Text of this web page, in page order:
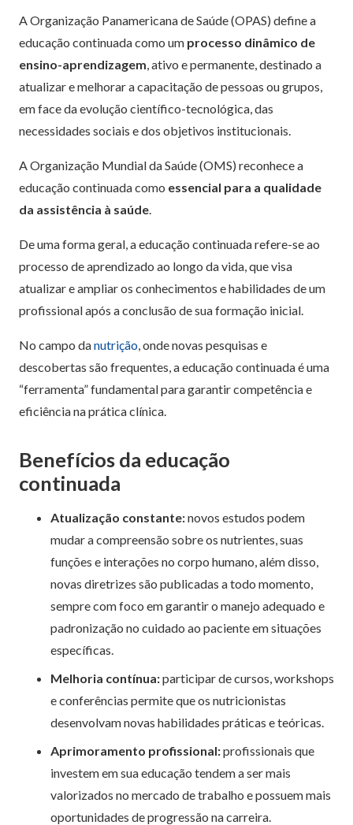
A Organização Panamericana de Saúde (OPAS) define a
educação continuada como um processo dinâmico de
ensino-aprendizagem , ativo e permanente, destinado a
atualizar e melhorar a capacitação de pessoas ou grupos,
em face da evolução científico-tecnológica, das
necessidades sociais e dos objetivos institucionais.
A Organização Mundial da Saúde (OMS) reconhece a
educação continuada como essencial para a qualidade
da assistência à saúde
De uma forma geral, a educação continuada refere-se ao
processo de aprendizado ao longo da vida, que visa
atualizar e ampliar os conhecimentos e habilidades de um
profissional após a conclusão de sua formação inicial.
No campo danutrição , onde novas pesquisas e
descobertas são frequentes, a educação continuada é uma
“ferramenta” fundamental para garantir competência e
eficiência na prática clínica.
Benefícios da educação
continuada
Atualização constante:novos estudos podem
mudar a compreensão sobre os nutrientes, suas
funções e interações no corpo humano, além disso,
novas diretrizes são publicadas a todo momento,
sempre com foco em garantir o manejo adequado e
padronização no cuidado ao paciente em situações
específicas.
Melhoria contínua:participar de cursos, workshops
e conferências permite que os nutricionistas
desenvolvam novas habilidades práticas e teóricas.
Aprimoramento profissional:profissionais que
investem em sua educação tendem a ser mais
valorizados no mercado de trabalho e possuem mais
oportunidades de progressão na carreira.